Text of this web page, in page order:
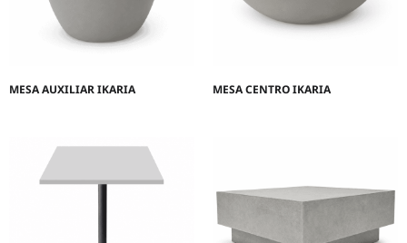
MESA AUXILIAR IKARIA MESA CENTRO IKARIA